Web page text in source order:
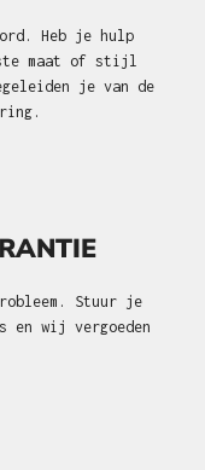
Heb je hulp
maat of stijl
je van de
Stuur je
en wij vergoeden